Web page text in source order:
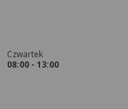
Czwartek
08:00 - 13:00